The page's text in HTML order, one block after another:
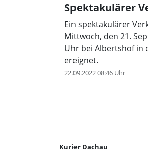
Spektakulärer
Ein spektakulärer
Mittwoch, den 21.
Uhr bei Albertshof in
ereignet.
22.09.2022 08:46 Uhr
Kurier Dachau